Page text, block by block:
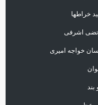
خراطها
اشرفی
خواجه امیری
بند